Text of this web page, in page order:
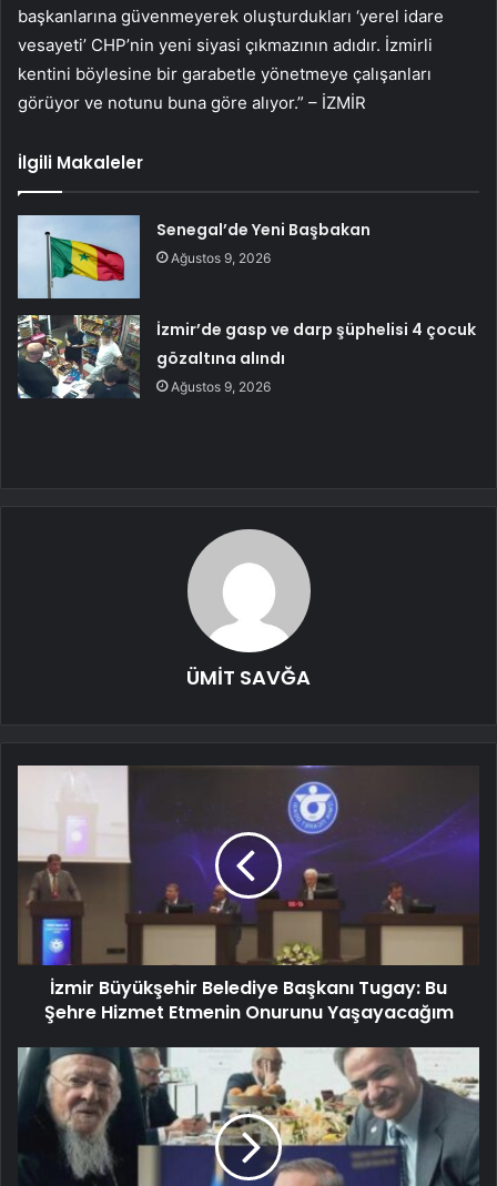
başkanlarına güvenmeyerek oluşturdukları ‘yerel idare
vesayeti’ CHP’nin yeni siyasi çıkmazının adıdır. İzmirli
kentini böylesine bir garabetle yönetmeye çalışanları
görüyor ve notunu buna göre alıyor.” – İZMİR
İlgili Makaleler
Senegal’de Yeni Başbakan
Ağustos 9, 2026
İzmir’de gasp ve darp şüphelisi 4 çocuk
gözaltına alındı
Ağustos 9, 2026
ÜMİT SAVĞA
İzmir Büyükşehir Belediye Başkanı Tugay: Bu
Şehre Hizmet Etmenin Onurunu Yaşayacağım